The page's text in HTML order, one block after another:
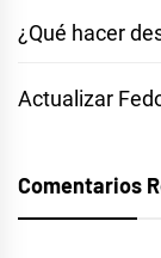
¿Qué hacer
Actualizar
Comentarios